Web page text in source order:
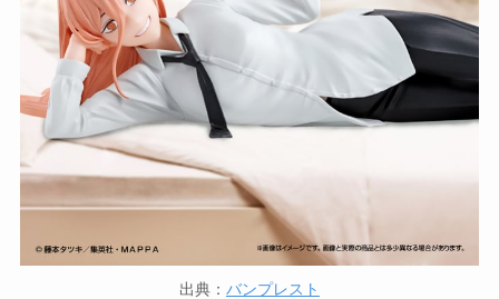
出典： バンプレスト